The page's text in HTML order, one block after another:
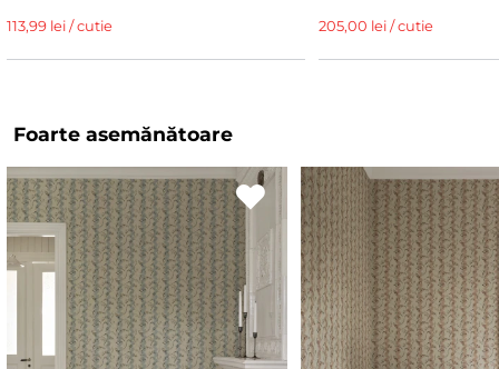
113,99 lei / cutie 205,00 lei / cutie
Foarte asemănătoare